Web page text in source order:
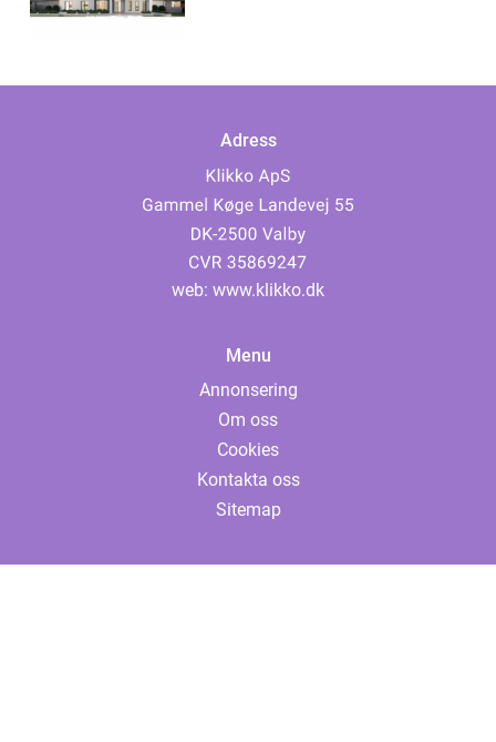
Adress
web: www.klikko.dk
Menu
Annonsering
Om oss
Cookies
Kontakta oss
Sitemap